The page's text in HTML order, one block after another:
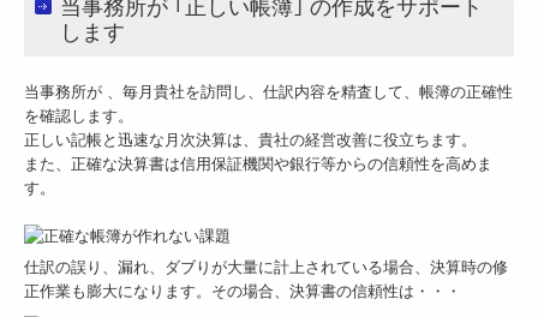
当事務所が ｢正しい帳簿｣ の作成をサポート
します
当事務所が 、毎月貴社を訪問し、仕訳内容を精査して、帳簿の正確性
を確認します。
正しい記帳と迅速な月次決算は、貴社の経営改善に役立ちます。
また、正確な決算書は信用保証機関や銀行等からの信頼性を高めま
す。
仕訳の誤り、漏れ、ダブりが大量に計上されている場合、決算時の修
正作業も膨大になります。その場合、決算書の信頼性は・・・